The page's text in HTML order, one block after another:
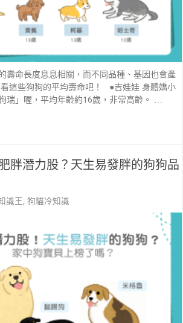
壽命長度息息相關，而不同品種、基因也會產
這些狗狗的平均壽命吧！ ●吉娃娃 身體嬌小
瑞」喔，平均年齡約16歲，非常高齡。 …
胖潛力股？天生易發胖的狗狗品
識王,狗貓冷知識